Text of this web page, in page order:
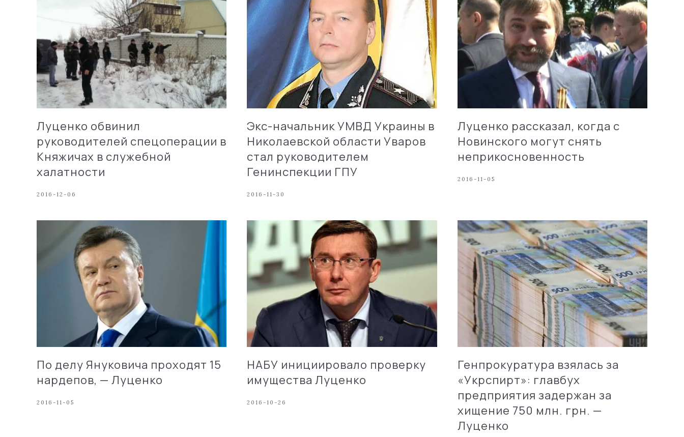
Луценко обвинил
руководителей спецоперации в
Княжичах в служебной
халатности
2016-12-06
Экс-начальник УМВД Украины в
Николаевской области Уваров
стал руководителем
Генинспекции ГПУ
2016-11-30
Луценко рассказал, когда с
Новинского могут снять
неприкосновенность
2016-11-05
По делу Януковича проходят 15
нардепов, — Луценко
2016-11-05
НАБУ инициировало проверку
имущества Луценко
2016-10-26
Генпрокуратура взялась за
«Укрспирт»: главбух
предприятия задержан за
хищение 750 млн. грн. —
Луценко